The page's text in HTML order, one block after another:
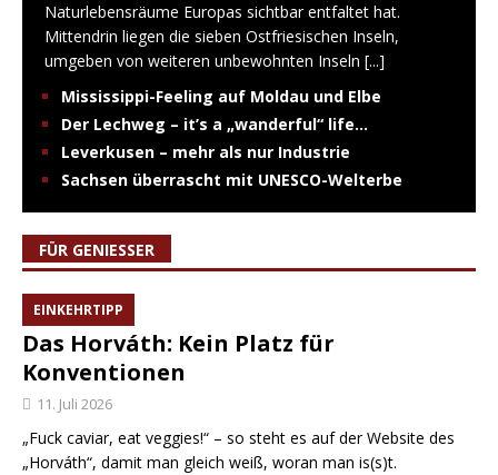
Naturlebensräume Europas sichtbar entfaltet hat.
Mittendrin liegen die sieben Ostfriesischen Inseln,
umgeben von weiteren unbewohnten Inseln [...]
Mississippi-Feeling auf Moldau und Elbe
Der Lechweg – it’s a „wanderful“ life…
Leverkusen – mehr als nur Industrie
Sachsen überrascht mit UNESCO-Welterbe
FÜR GENIESSER
EINKEHRTIPP
Das Horváth: Kein Platz für
Konventionen
11. Juli 2026
„Fuck caviar, eat veggies!“ – so steht es auf der Website des
„Horváth“, damit man gleich weiß, woran man is(s)t.